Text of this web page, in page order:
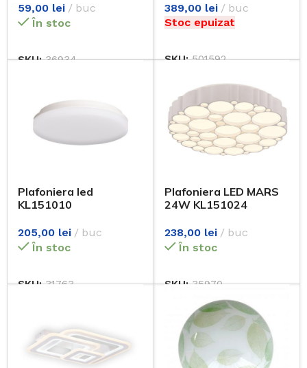
59,00 lei
buc
În stoc
SKU:36934
389,00 lei
buc
Stoc epuizat
SKU:501592
Plafoniera led
KL151010
205,00 lei
buc
În stoc
SKU:31763
Plafoniera LED MARS
24W KL151024
238,00 lei
buc
În stoc
SKU:35970